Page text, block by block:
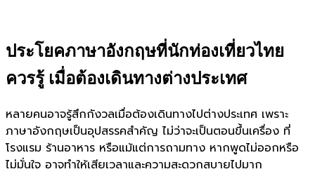
ประโยคภาษาอังกฤษที่นักท่องเที่ยวไทย
ควรรู้ เมื่อต้องเดินทางต่างประเทศ
หลายคนอาจรู้สึกกังวลเมื่อต้องเดินทางไปต่างประเทศ เพราะ
ภาษาอังกฤษเป็นอุปสรรคสำคัญ ไม่ว่าจะเป็นตอนขึ้นเครื่อง ที่
โรงแรม ร้านอาหาร หรือแม้แต่การถามทาง หากพูดไม่ออกหรือ
ไม่มั่นใจ อาจทำให้เสียเวลาและความสะดวกสบายไปมาก